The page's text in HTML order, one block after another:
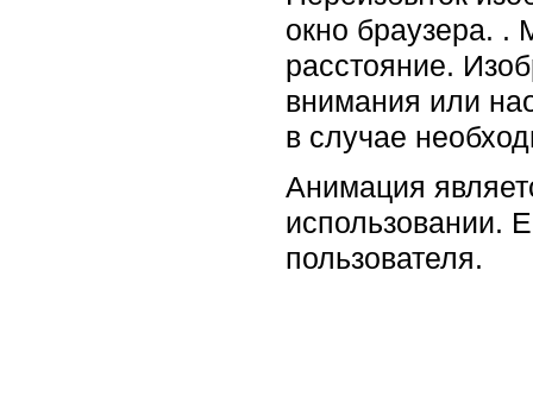
окно браузера. .
расстояние.
внимания или
в случае
Анимация
использовании.
пользователя.